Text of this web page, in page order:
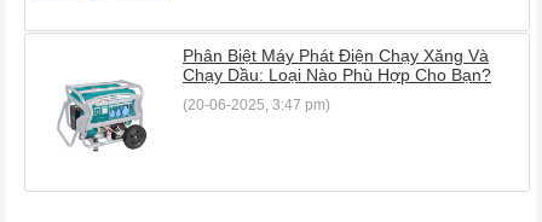
Phân Biệt Máy Phát Điện Chạy Xăng Và
Chạy Dầu: Loại Nào Phù Hợp Cho Bạn?
(20-06-2025, 3:47 pm)